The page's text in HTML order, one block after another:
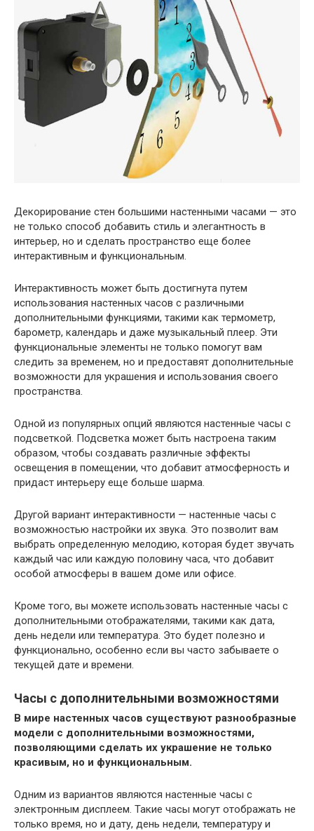
Декорирование стен большими настенными часами — это
не только способ добавить стиль и элегантность в
интерьер, но и сделать пространство еще более
интерактивным и функциональным.
Интерактивность может быть достигнута путем
использования настенных часов с различными
дополнительными функциями, такими как термометр,
барометр, календарь и даже музыкальный плеер. Эти
функциональные элементы не только помогут вам
следить за временем, но и предоставят дополнительные
возможности для украшения и использования своего
пространства.
Одной из популярных опций являются настенные часы с
подсветкой. Подсветка может быть настроена таким
образом, чтобы создавать различные эффекты
освещения в помещении, что добавит атмосферность и
придаст интерьеру еще больше шарма.
Другой вариант интерактивности — настенные часы с
возможностью настройки их звука. Это позволит вам
выбрать определенную мелодию, которая будет звучать
каждый час или каждую половину часа, что добавит
особой атмосферы в вашем доме или офисе.
Кроме того, вы можете использовать настенные часы с
дополнительными отображателями, такими как дата,
день недели или температура. Это будет полезно и
функционально, особенно если вы часто забываете о
текущей дате и времени.
Часы с дополнительными возможностями
В мире настенных часов существуют разнообразные
модели с дополнительными возможностями,
позволяющими сделать их украшение не только
красивым, но и функциональным.
Одним из вариантов являются настенные часы с
электронным дисплеем. Такие часы могут отображать не
только время, но и дату, день недели, температуру и